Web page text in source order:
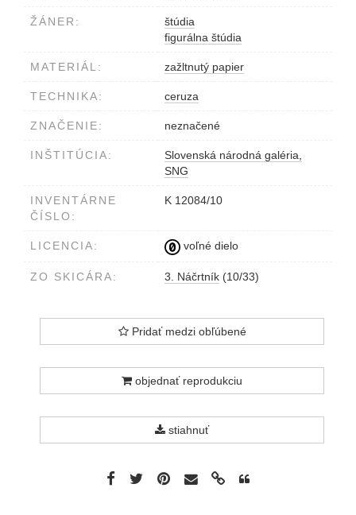
ŽÁNER:
štúdia
figurálna štúdia
MATERIÁL: zažltnutý papier
TECHNIKA: ceruza
ZNAČENIE: neznačené
INŠTITÚCIA:
Slovenská národná galéria,
SNG
INVENTÁRNE
ČÍSLO:
K 12084/10
LICENCIA: voľné dielo
ZO SKICÁRA: 3. Náčrtník (10/33)
Pridať medzi obľúbené
objednať reprodukciu
stiahnuť